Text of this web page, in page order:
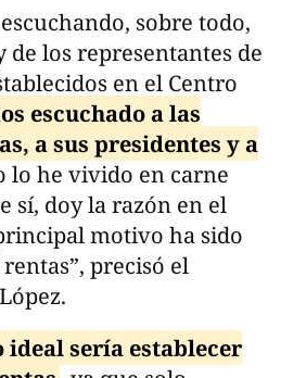
sobre todo,
de los representantes de
en el Centro
escuchado a las
a sus presidentes y a
lo he vivido en carne
sí, doy la razón en el
motivo ha sido
precisó el
ideal sería establecer